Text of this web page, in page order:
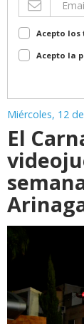
Acepto los
Acepto la
Miércoles, 12
El